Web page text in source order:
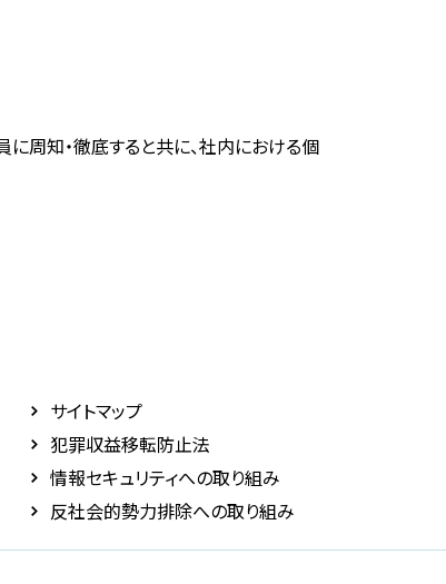
周知・徹底すると共に、社内における個
サイトマップ
犯罪収益移転防止法
情報セキュリティへの取り組み
反社会的勢力排除への取り組み